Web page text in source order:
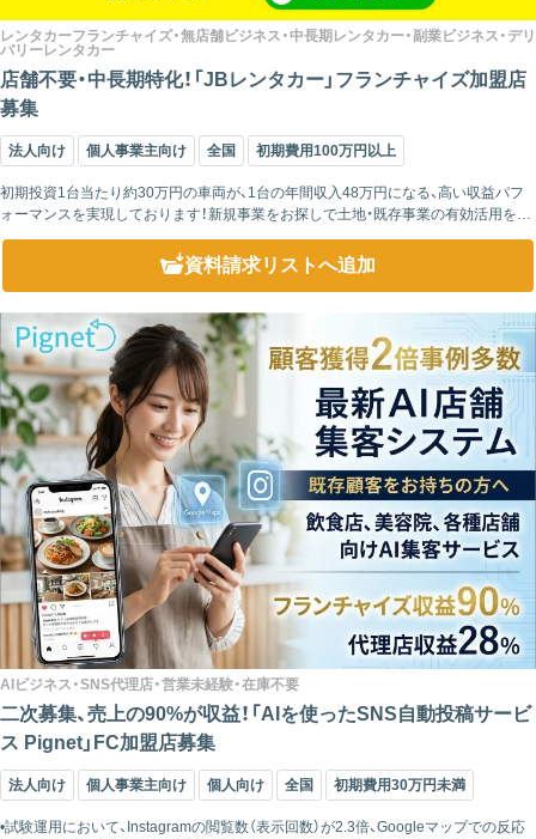
レンタカーフランチャイズ・無店舗ビジネス・中長期レンタカー・副業ビジネス・デリ
バリーレンタカー
店舗不要・中長期特化！「JBレンタカー」フランチャイズ加盟店
募集
法人向け 個人事業主向け 全国 初期費用100万円以上
初期投資1台当たり約30万円の車両が、1台の年間収入48万円になる、高い収益パフ
ォーマンスを実現しております！新規事業をお探しで土地・既存事業の有効活用をお
資料請求リストへ追加
AIビジネス・SNS代理店・営業未経験・在庫不要
二次募集、売上の90%が収益！「AIを使ったSNS自動投稿サービ
ス Pignet」FC加盟店募集
法人向け 個人事業主向け 個人向け 全国 初期費用30万円未満
•試験運用において、Instagramの閲覧数（表示回数）が2.3倍、Googleマップでの反応